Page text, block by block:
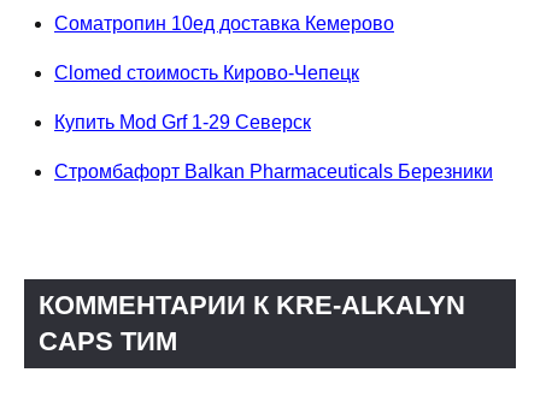
Cоматропин 10ед доставка Кемерово
Clomed стоимость Кирово-Чепецк
Купить Mod Grf 1-29 Северск
Стромбафорт Balkan Pharmaceuticals Березники
КОММЕНТАРИИ К KRE-ALKALYN
CAPS ТИМ